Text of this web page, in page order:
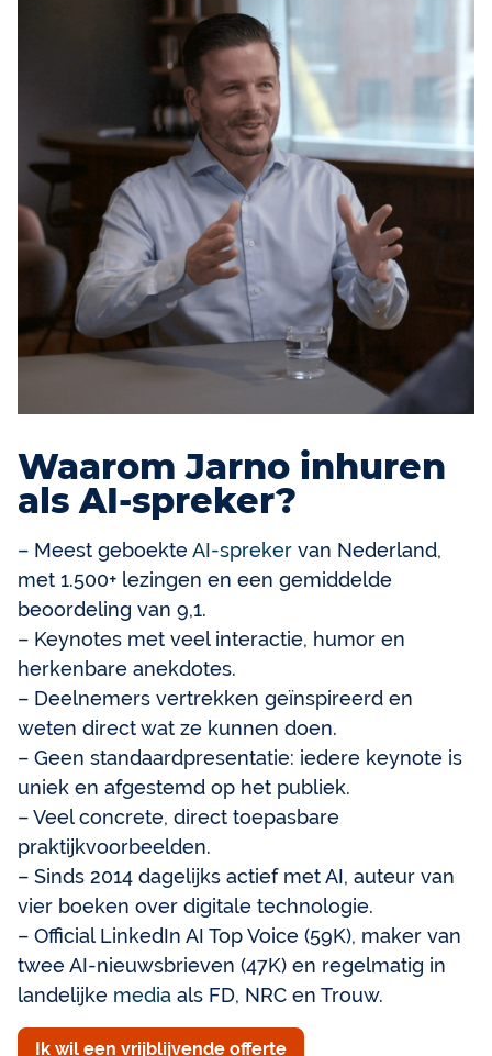
Waarom Jarno inhuren
als AI-spreker?
– Meest geboekteAI-spreker van Nederland,
met 1.500+ lezingen en een gemiddelde
beoordeling van 9,1.
– Keynotes met veel interactie, humor en
herkenbare anekdotes.
– Deelnemers vertrekken geïnspireerd en
weten direct wat ze kunnen doen.
– Geen standaardpresentatie: iedere keynote is
uniek en afgestemd op het publiek.
– Veel concrete, direct toepasbare
praktijkvoorbeelden.
– Sinds 2014 dagelijks actief met AI, auteur van
vier boeken over digitale technologie.
– Official LinkedIn AI Top Voice (59K), maker van
twee AI-nieuwsbrieven (47K) en regelmatig in
landelijke media als FD, NRC en Trouw.
Ik wil een vrijblijvende offerte